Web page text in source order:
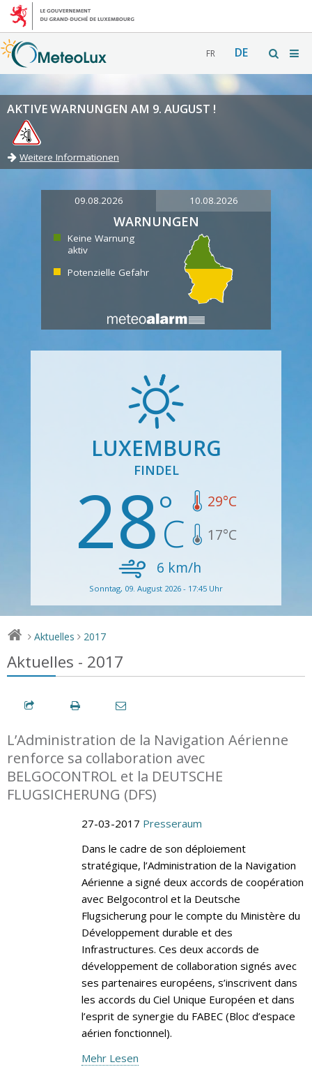
FR DE
AKTIVE WARNUNGEN AM 9. AUGUST !
Weitere Informationen
09.08.2026 10.08.2026
WARNUNGEN
Keine Warnung
aktiv
Potenzielle Gefahr
LUXEMBURG
FINDEL
28 29°C
17°C
6 km/h
Sonntag, 09. August 2026 - 17:45 Uhr
> Aktuelles > 2017
Aktuelles - 2017
L’Administration de la Navigation Aérienne
renforce sa collaboration avec
BELGOCONTROL et la DEUTSCHE
FLUGSICHERUNG (DFS)
27-03-2017 Presseraum
Dans le cadre de son déploiement
stratégique, l’Administration de la Navigation
Aérienne a signé deux accords de coopération
avec Belgocontrol et la Deutsche
Flugsicherung pour le compte du Ministère du
Développement durable et des
Infrastructures. Ces deux accords de
développement de collaboration signés avec
ses partenaires européens, s’inscrivent dans
les accords du Ciel Unique Européen et dans
l’esprit de synergie du FABEC (Bloc d’espace
aérien fonctionnel).
Mehr Lesen